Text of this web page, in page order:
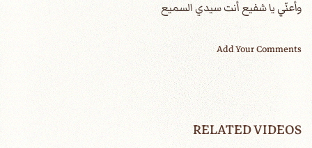
وأعنّي يا شفيع أنت سيدي السميع
Add Your Comments
RELATED VIDEOS